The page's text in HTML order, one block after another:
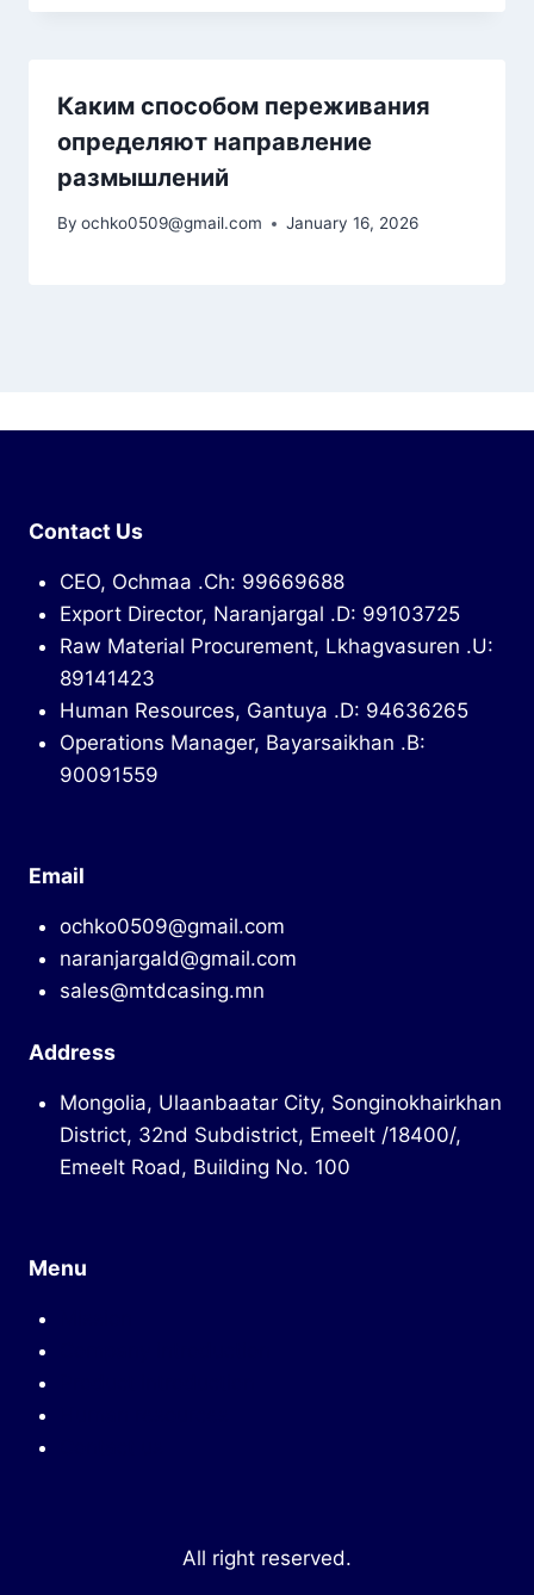
Каким способом переживания
определяют направление
размышлений
By ochko0509@gmail.com January 16, 2026
Contact Us
CEO, Ochmaa .Ch: 99669688
Export Director, Naranjargal .D: 99103725
Raw Material Procurement, Lkhagvasuren .U:
89141423
Human Resources, Gantuya .D: 94636265
Operations Manager, Bayarsaikhan .B:
90091559
Email
ochko0509@gmail.com
naranjargald@gmail.com
sales@mtdcasing.mn
Address
Mongolia, Ulaanbaatar City, Songinokhairkhan
District, 32nd Subdistrict, Emeelt /18400/,
Emeelt Road, Building No. 100
Menu
All right reserved.